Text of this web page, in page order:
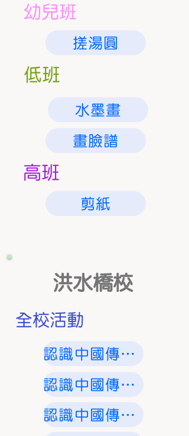
幼兒班
搓湯圓
低班
水墨畫
畫臉譜
高班
剪紙
洪水橋校
全校活動
認識中國傳統節日 - 中秋節
認識中國傳統節日 - 農曆新年
認識中國傳統節日 - 端午節